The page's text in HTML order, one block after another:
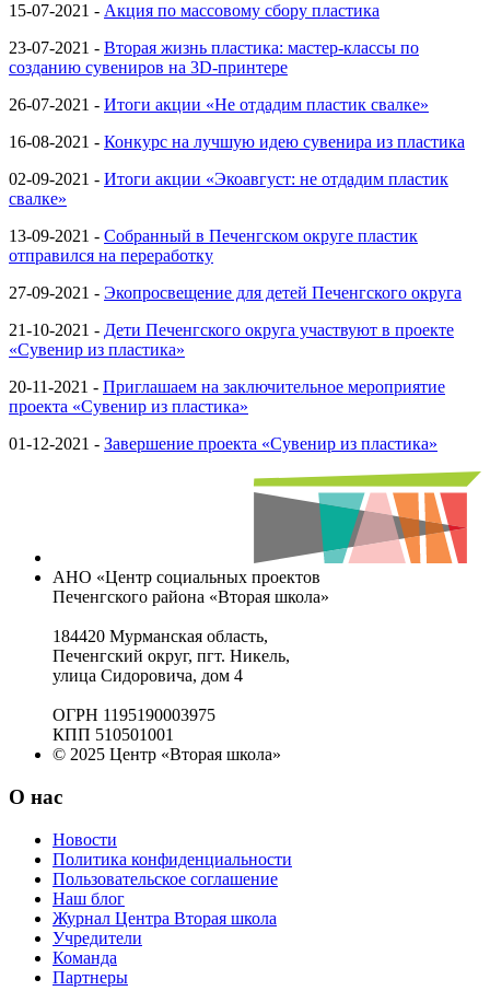
15-07-2021 - Акция по массовому сбору пластика
23-07-2021 - Вторая жизнь пластика: мастер-классы по
созданию сувениров на 3D-принтере
26-07-2021 - Итоги акции «Не отдадим пластик свалке»
16-08-2021 - Конкурс на лучшую идею сувенира из пластика
02-09-2021 - Итоги акции «Экоавгуст: не отдадим пластик
свалке»
13-09-2021 - Собранный в Печенгском округе пластик
отправился на переработку
27-09-2021 - Экопросвещение для детей Печенгского округа
21-10-2021 - Дети Печенгского округа участвуют в проекте
«Сувенир из пластика»
20-11-2021 - Приглашаем на заключительное мероприятие
проекта «Сувенир из пластика»
01-12-2021 - Завершение проекта «Сувенир из пластика»
АНО «Центр социальных проектов
Печенгского района «Вторая школа»
184420 Мурманская область,
Печенгский округ, пгт. Никель,
улица Сидоровича, дом 4
ОГРН 1195190003975
КПП 510501001
© 2025 Центр «Вторая школа»
О нас
Новости
Политика конфиденциальности
Пользовательское соглашение
Наш блог
Журнал Центра Вторая школа
Учредители
Команда
Партнеры